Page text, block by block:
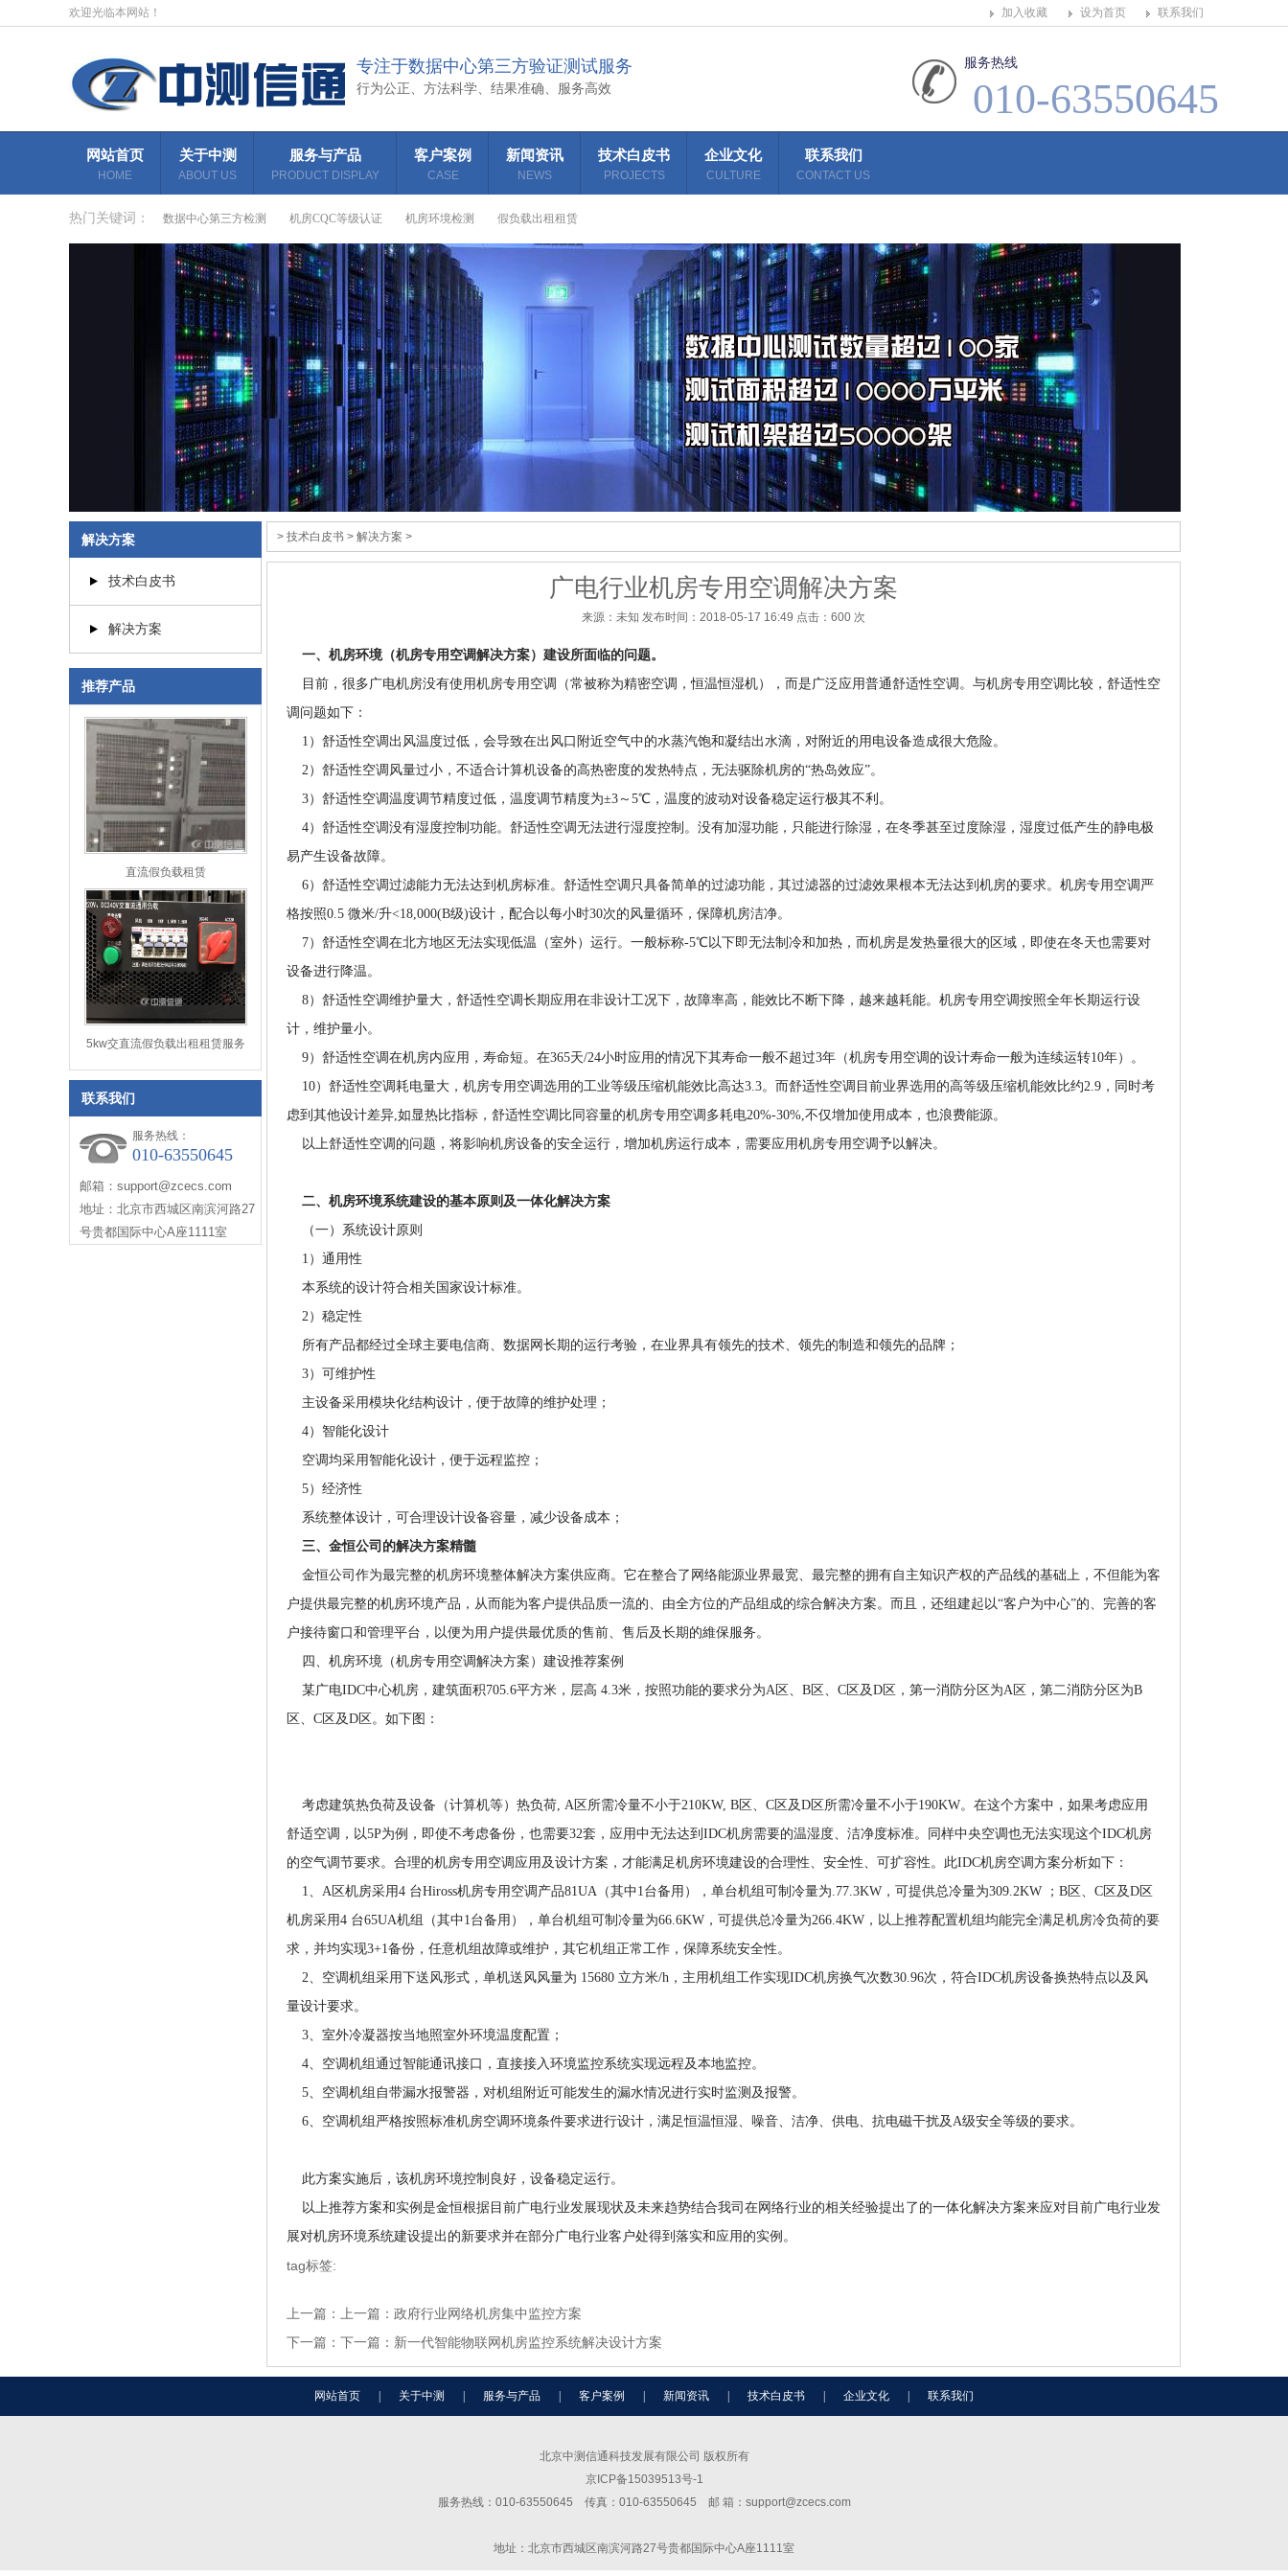
加入收藏 设为首页 联系我们
欢迎光临本网站！
服务热线
010-63550645
专注于数据中心第三方验证测试服务
行为公正、方法科学、结果准确、服务高效
网站首页
HOME
关于中测
ABOUT US
服务与产品
PRODUCT DISPLAY
客户案例
CASE
新闻资讯
NEWS
技术白皮书
PROJECTS
企业文化
CULTURE
联系我们
CONTACT US
热门关键词： 数据中心第三方检测 机房CQC等级认证 机房环境检测 假负载出租租赁
解决方案
技术白皮书
解决方案
推荐产品
直流假负载租赁
5kw交直流假负载出租租赁服务
联系我们
服务热线：
010-63550645
邮箱：support@zcecs.com
地址：北京市西城区南滨河路27
号贵都国际中心A座1111室
> 技术白皮书 > 解决方案 >
广电行业机房专用空调解决方案
来源：未知 发布时间：2018-05-17 16:49 点击： 600 次
一、机房环境（机房专用空调解决方案）建设所面临的问题。
目前，很多广电机房没有使用机房专用空调（常被称为精密空调，恒温恒湿机），而是广泛应用普通舒适性空调。与机房专用空调比较，舒适性空
调问题如下：
1）舒适性空调出风温度过低，会导致在出风口附近空气中的水蒸汽饱和凝结出水滴，对附近的用电设备造成很大危险。
2）舒适性空调风量过小，不适合计算机设备的高热密度的发热特点，无法驱除机房的“热岛效应”。
3）舒适性空调温度调节精度过低，温度调节精度为±3～5℃，温度的波动对设备稳定运行极其不利。
4）舒适性空调没有湿度控制功能。舒适性空调无法进行湿度控制。没有加湿功能，只能进行除湿，在冬季甚至过度除湿，湿度过低产生的静电极
易产生设备故障。
6）舒适性空调过滤能力无法达到机房标准。舒适性空调只具备简单的过滤功能，其过滤器的过滤效果根本无法达到机房的要求。机房专用空调严
格按照0.5 微米/升<18,000(B级)设计，配合以每小时30次的风量循环，保障机房洁净。
7）舒适性空调在北方地区无法实现低温（室外）运行。一般标称-5℃以下即无法制冷和加热，而机房是发热量很大的区域，即使在冬天也需要对
设备进行降温。
8）舒适性空调维护量大，舒适性空调长期应用在非设计工况下，故障率高，能效比不断下降，越来越耗能。机房专用空调按照全年长期运行设
计，维护量小。
9）舒适性空调在机房内应用，寿命短。在365天/24小时应用的情况下其寿命一般不超过3年（机房专用空调的设计寿命一般为连续运转10年）。
10）舒适性空调耗电量大，机房专用空调选用的工业等级压缩机能效比高达3.3。而舒适性空调目前业界选用的高等级压缩机能效比约2.9，同时考
虑到其他设计差异,如显热比指标，舒适性空调比同容量的机房专用空调多耗电20%-30%,不仅增加使用成本，也浪费能源。
以上舒适性空调的问题，将影响机房设备的安全运行，增加机房运行成本，需要应用机房专用空调予以解决。
二、机房环境系统建设的基本原则及一体化解决方案
（一）系统设计原则
1）通用性
本系统的设计符合相关国家设计标准。
2）稳定性
所有产品都经过全球主要电信商、数据网长期的运行考验，在业界具有领先的技术、领先的制造和领先的品牌；
3）可维护性
主设备采用模块化结构设计，便于故障的维护处理；
4）智能化设计
空调均采用智能化设计，便于远程监控；
5）经济性
系统整体设计，可合理设计设备容量，减少设备成本；
三、金恒公司的解决方案精髓
金恒公司作为最完整的机房环境整体解决方案供应商。它在整合了网络能源业界最宽、最完整的拥有自主知识产权的产品线的基础上，不但能为客
户提供最完整的机房环境产品，从而能为客户提供品质一流的、由全方位的产品组成的综合解决方案。而且，还组建起以“客户为中心”的、完善的客
户接待窗口和管理平台，以便为用户提供最优质的售前、售后及长期的維保服务。
四、机房环境（机房专用空调解决方案）建设推荐案例
某广电IDC中心机房，建筑面积705.6平方米，层高 4.3米，按照功能的要求分为A区、B区、C区及D区，第一消防分区为A区，第二消防分区为B
区、C区及D区。如下图：
考虑建筑热负荷及设备（计算机等）热负荷, A区所需冷量不小于210KW, B区、C区及D区所需冷量不小于190KW。在这个方案中，如果考虑应用
舒适空调，以5P为例，即使不考虑备份，也需要32套，应用中无法达到IDC机房需要的温湿度、洁净度标准。同样中央空调也无法实现这个IDC机房
的空气调节要求。合理的机房专用空调应用及设计方案，才能满足机房环境建设的合理性、安全性、可扩容性。此IDC机房空调方案分析如下：
1、A区机房采用4 台Hiross机房专用空调产品81UA（其中1台备用），单台机组可制冷量为.77.3KW，可提供总冷量为309.2KW ；B区、C区及D区
机房采用4 台65UA机组（其中1台备用），单台机组可制冷量为66.6KW，可提供总冷量为266.4KW，以上推荐配置机组均能完全满足机房冷负荷的要
求，并均实现3+1备份，任意机组故障或维护，其它机组正常工作，保障系统安全性。
2、空调机组采用下送风形式，单机送风风量为 15680 立方米/h，主用机组工作实现IDC机房换气次数30.96次，符合IDC机房设备换热特点以及风
量设计要求。
3、室外冷凝器按当地照室外环境温度配置；
4、空调机组通过智能通讯接口，直接接入环境监控系统实现远程及本地监控。
5、空调机组自带漏水报警器，对机组附近可能发生的漏水情况进行实时监测及报警。
6、空调机组严格按照标准机房空调环境条件要求进行设计，满足恒温恒湿、噪音、洁净、供电、抗电磁干扰及A级安全等级的要求。
此方案实施后，该机房环境控制良好，设备稳定运行。
以上推荐方案和实例是金恒根据目前广电行业发展现状及未来趋势结合我司在网络行业的相关经验提出了的一体化解决方案来应对目前广电行业发
展对机房环境系统建设提出的新要求并在部分广电行业客户处得到落实和应用的实例。
tag标签:
上一篇： 上一篇： 政府行业网络机房集中监控方案
下一篇： 下一篇： 新一代智能物联网机房监控系统解决设计方案
网站首页 关于中测 服务与产品 客户案例 新闻资讯 技术白皮书 企业文化 联系我们
北京中测信通科技发展有限公司 版权所有
京ICP备15039513号-1
服务热线：010-63550645 传真：010-63550645 邮 箱：support@zcecs.com
地址：北京市西城区南滨河路27号贵都国际中心A座1111室